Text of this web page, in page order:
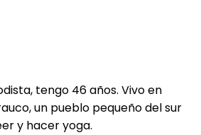
tengo 46 años. Vivo en
un pueblo pequeño del sur
y hacer yoga.